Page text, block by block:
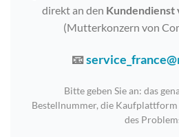
direkt an den Kundendienst
(Mutterkonzern von
📧
Bitte geben Sie an: das
Bestellnummer, die
des